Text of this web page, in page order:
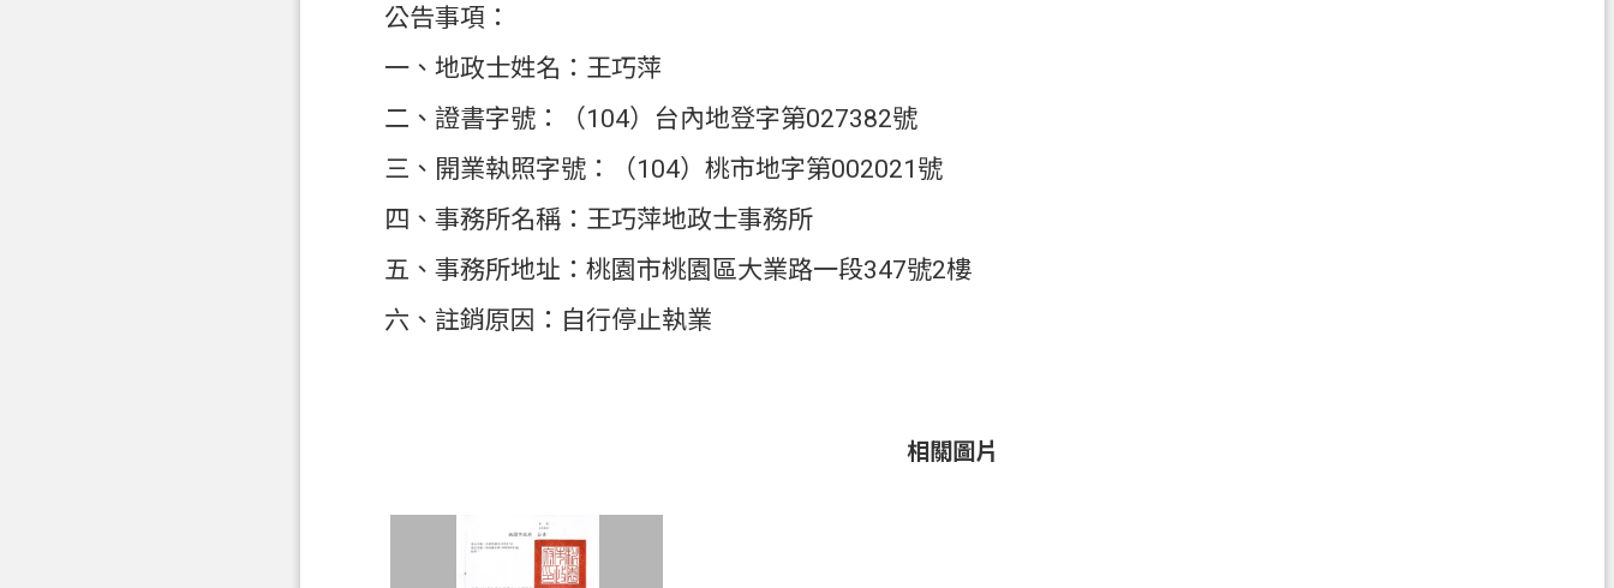
公告事項：
一、地政士姓名：王巧萍
二、證書字號：（104）台內地登字第027382號
三、開業執照字號：（104）桃市地字第002021號
四、事務所名稱：王巧萍地政士事務所
五、事務所地址：桃園市桃園區大業路一段347號2樓
六、註銷原因：自行停止執業
相關圖片